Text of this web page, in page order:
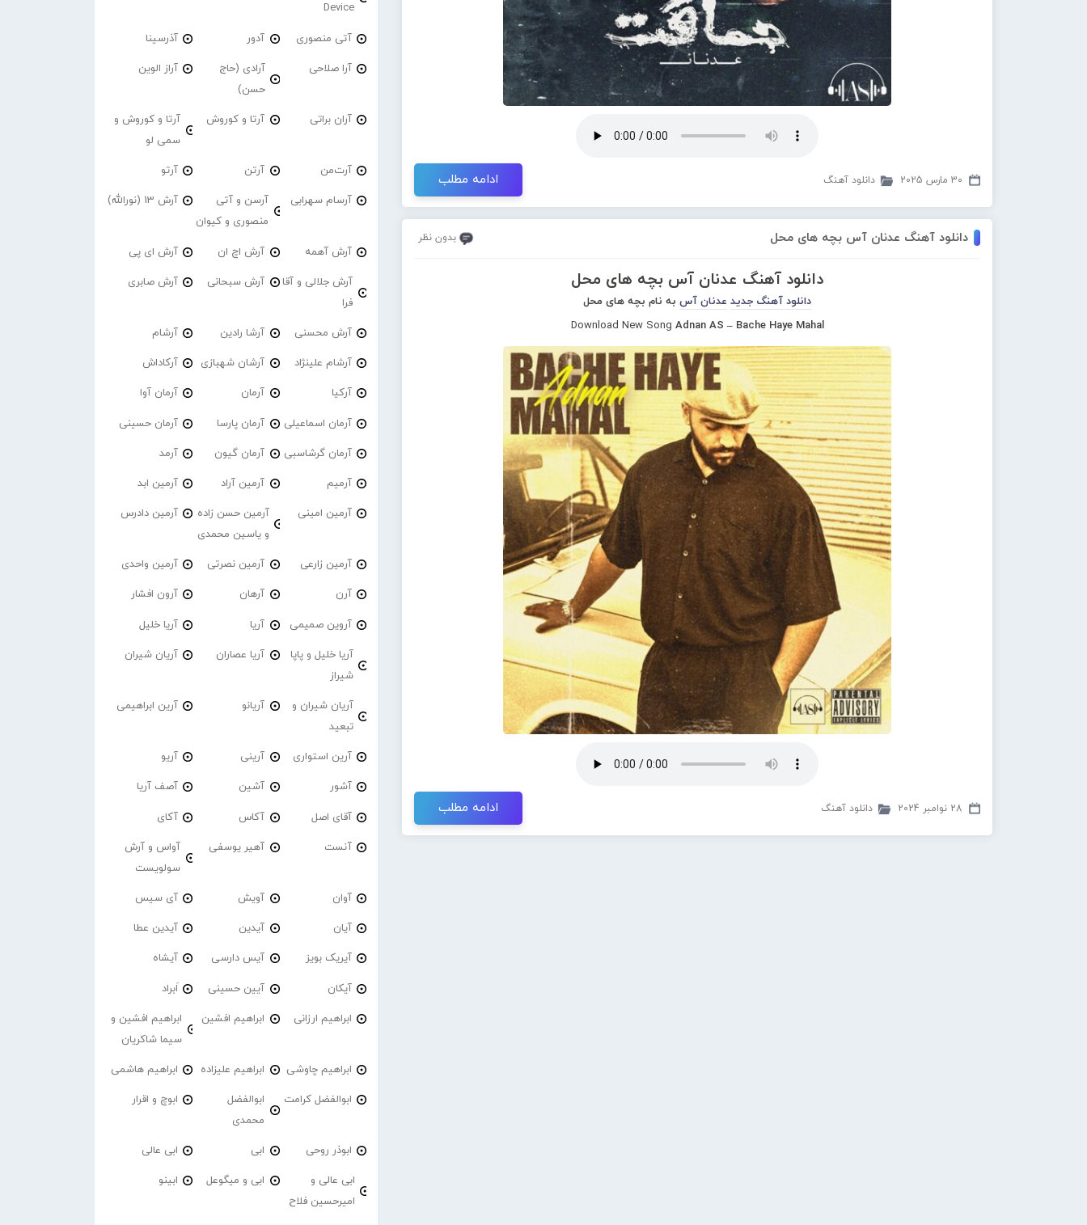
30 مارس 2025 دانلود آهنگ ادامه مطلب
دانلود آهنگ عدنان آس بچه های محل بدون نظر
دانلود آهنگ عدنان آس بچه های محل
دانلود آهنگ جدید عدنان آس به نام بچه های محل
Download New Song Adnan AS – Bache Haye Mahal
28 نوامبر 2024 دانلود آهنگ ادامه مطلب
Device
آتی منصوری آدور آذرسینا
آرا صلاحی
آرادی (حاج
حسن)
آراز الوین
آران براتی آرتا و کوروش
آرتا و کوروش و
سمی لو
آرت‌من آرتن آرتو
آرسام سهرابی
آرسن و آتی
منصوری و کیوان
آرش 13 (نورالله)
آرش آهمه آرش اچ ان آرش ای پی
آرش جلالی و آقا
فرا
آرش سبحانی آرش صابری
آرش محسنی آرشا رادین آرشام
آرشام علینژاد آرشان شهبازی آرکاداش
آرکیا آرمان آرمان آوا
آرمان اسماعیلی آرمان پارسا آرمان حسینی
آرمان گرشاسبی آرمان گیون آرمد
آرمیم آرمین آراد آرمین ابد
آرمین امینی
آرمین حسن زاده
و یاسین محمدی
آرمین دادرس
آرمین زارعی آرمین نصرتی آرمین واحدی
آرن آرهان آرون افشار
آروین صمیمی آریا آریا خلیل
آریا خلیل و پاپا
شیراز
آریا عصاران آریان شیران
آریان شیران و
تبعید
آریانو آرین ابراهیمی
آرین استواری آرینی آریو
آشور آشین آصف آریا
آقای اصل آکاس آکای
آنست آهیر یوسفی
آواس و آرش
سولویست
آوان آویش آی سیس
آیان آیدین آیدین عطا
آیریک بویز آیس دارسی آیشاه
آیکان آیین حسینی اَبراد
ابراهیم ارزانی ابراهیم افشین
ابراهیم افشین و
سیما شاکریان
ابراهیم چاوشی ابراهیم علیزاده ابراهیم هاشمی
ابوالفضل کرامت
ابوالفضل
محمدی
ابوچ و اقرار
ابوذر روحی ابی ابی عالی
ابی عالی و
امیرحسین فلاح
ابی و میگوعل ابینو